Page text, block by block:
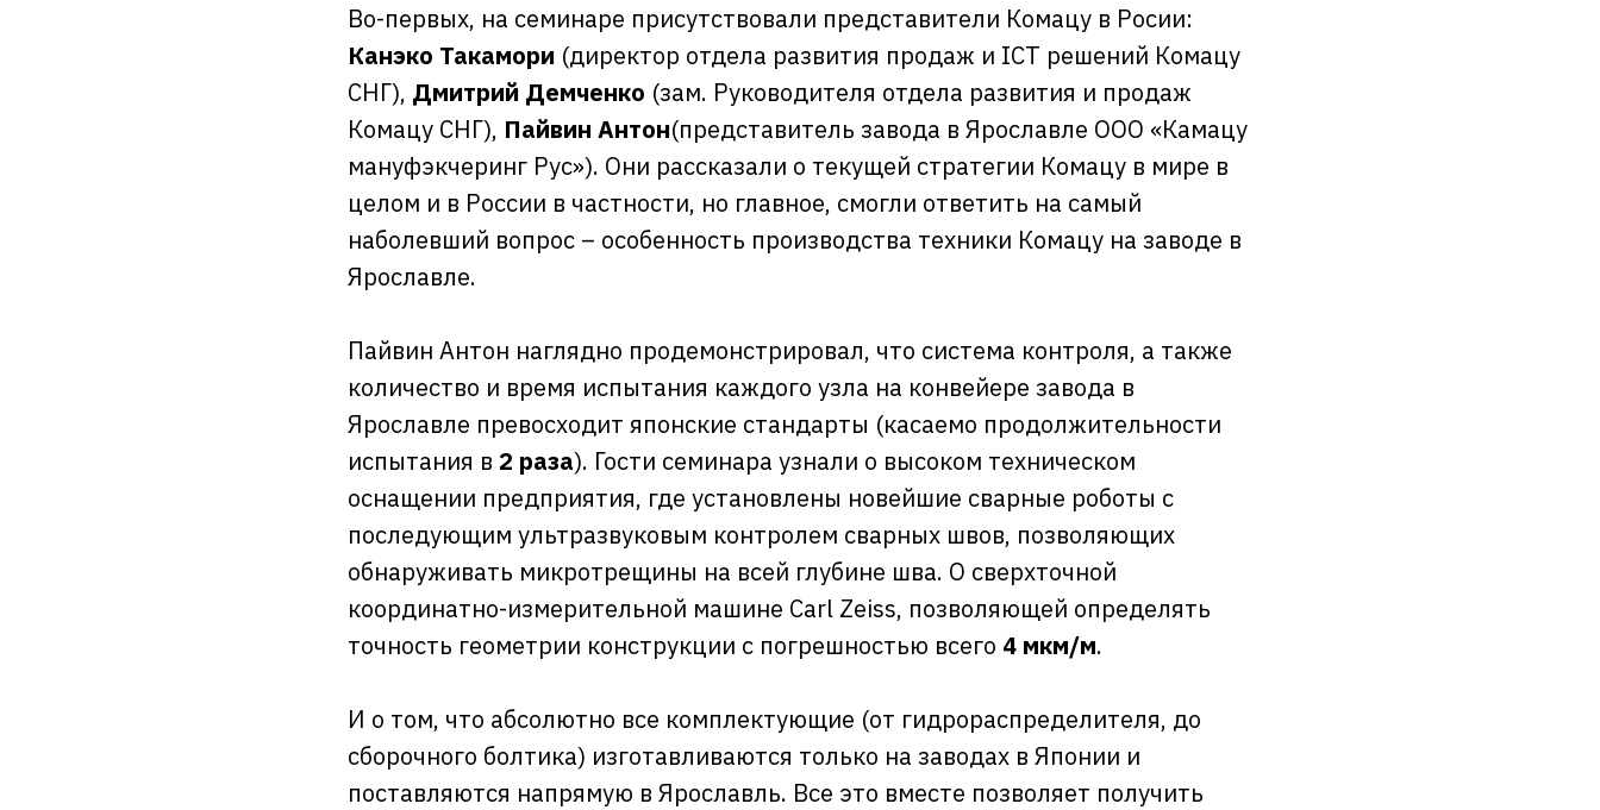
Во-первых, на семинаре присутствовали представители Комацу в Росии:
Канэко Такамори (директор отдела развития продаж и ICT решений Комацу
СНГ), Дмитрий Демченко (зам. Руководителя отдела развития и продаж
Комацу СНГ), Пайвин Антон(представитель завода в Ярославле ООО «Камацу
мануфэкчеринг Рус»). Они рассказали о текущей стратегии Комацу в мире в
целом и в России в частности, но главное, смогли ответить на самый
наболевший вопрос – особенность производства техники Комацу на заводе в
Ярославле.
Пайвин Антон наглядно продемонстрировал, что система контроля, а также
количество и время испытания каждого узла на конвейере завода в
Ярославле превосходит японские стандарты (касаемо продолжительности
испытания в 2 раза). Гости семинара узнали о высоком техническом
оснащении предприятия, где установлены новейшие сварные роботы с
последующим ультразвуковым контролем сварных швов, позволяющих
обнаруживать микротрещины на всей глубине шва. О сверхточной
координатно-измерительной машине Carl Zeiss, позволяющей определять
точность геометрии конструкции с погрешностью всего 4 мкм/м.
И о том, что абсолютно все комплектующие (от гидрораспределителя, до
сборочного болтика) изготавливаются только на заводах в Японии и
поставляются напрямую в Ярославль. Все это вместе позволяет получить